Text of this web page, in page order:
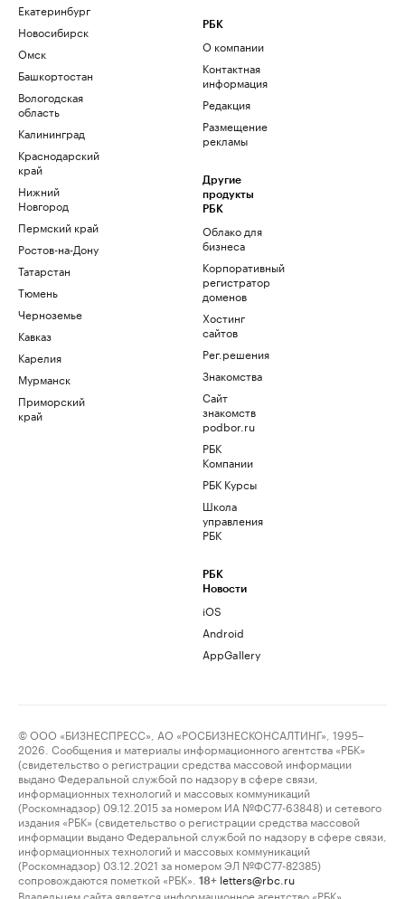
Екатеринбург
Новосибирск
Омск
Башкортостан
Вологодская
область
Калининград
Краснодарский
край
Нижний
Новгород
Пермский край
Ростов-на-Дону
Татарстан
Тюмень
Черноземье
Кавказ
Карелия
Мурманск
Приморский
край
РБК
О компании
Контактная
информация
Редакция
Размещение
рекламы
Другие
продукты
РБК
Облако для
бизнеса
Корпоративный
регистратор
доменов
Хостинг
сайтов
Рег.решения
Знакомства
Сайт
знакомств
podbor.ru
РБК
Компании
РБК Курсы
Школа
управления
РБК
РБК
Новости
iOS
Android
AppGallery
© ООО «БИЗНЕСПРЕСС», АО «РОСБИЗНЕСКОНСАЛТИНГ», 1995–
2026. Сообщения и материалы информационного агентства «РБК»
(свидетельство о регистрации средства массовой информации
выдано Федеральной службой по надзору в сфере связи,
информационных технологий и массовых коммуникаций
(Роскомнадзор) 09.12.2015 за номером ИА №ФС77-63848) и сетевого
издания «РБК» (свидетельство о регистрации средства массовой
информации выдано Федеральной службой по надзору в сфере связи,
информационных технологий и массовых коммуникаций
(Роскомнадзор) 03.12.2021 за номером ЭЛ №ФС77-82385)
сопровождаются пометкой «РБК».
18+ letters@rbc.ru
Владельцем сайта является информационное агентство «РБК».